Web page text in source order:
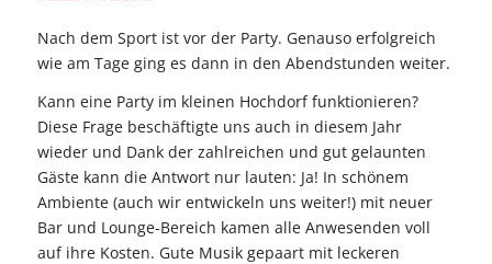
Nach dem Sport ist vor der Party. Genauso erfolgreich
wie am Tage ging es dann in den Abendstunden weiter.
Kann eine Party im kleinen Hochdorf funktionieren?
Diese Frage beschäftigte uns auch in diesem Jahr
wieder und Dank der zahlreichen und gut gelaunten
Gäste kann die Antwort nur lauten: Ja! In schönem
Ambiente (auch wir entwickeln uns weiter!) mit neuer
Bar und Lounge-Bereich kamen alle Anwesenden voll
auf ihre Kosten. Gute Musik gepaart mit leckeren